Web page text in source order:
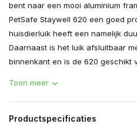
bent naar een mooi aluminium
PetSafe Staywell 620 een goed
huisdierluik heeft een namelijk
Daarnaast is het luik afsluitbaar
binnenkant en is de 620 geschikt
Toon meer
Productspecificaties